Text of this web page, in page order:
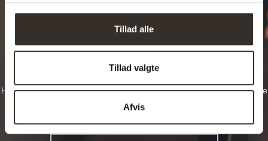
Tillad alle
Tillad valgte
Afvis
Design dit drømmebord
Hos planke-bord.dk har du mulighed for at designe dit eget helt unikke
og rustikke plankebord og træbord, hvad end det skal være et
spisebord, sofabord, langbord, cafebord eller noget helt femte.